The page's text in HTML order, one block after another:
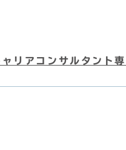
アコンサルタント専